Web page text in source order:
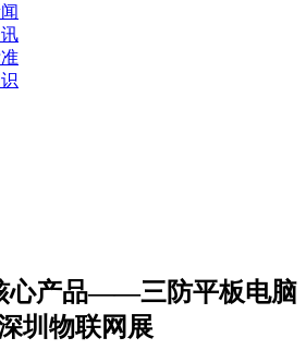
心产品——三防平板电脑
圳物联网展